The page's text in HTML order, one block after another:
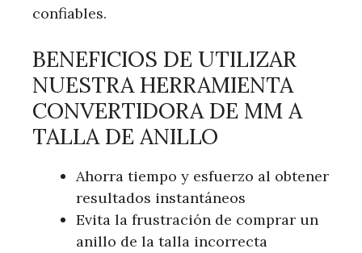
confiables.
BENEFICIOS DE UTILIZAR
NUESTRA HERRAMIENTA
CONVERTIDORA DE MM A
TALLA DE ANILLO
Ahorra tiempo y esfuerzo al obtener
resultados instantáneos
Evita la frustración de comprar un
anillo de la talla incorrecta